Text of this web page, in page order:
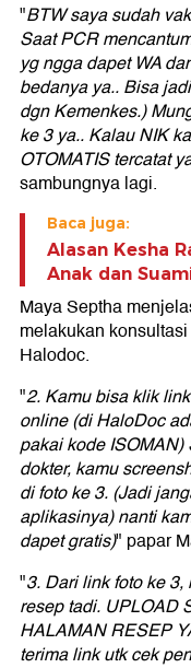
"BTW saya sudah
Saat PCR
yg ngga dapet WA
bedanya ya.. Bisa
dgn Kemenkes.)
ke 3 ya.. Kalau NIK
OTOMATIS tercatat
sambungnya lagi.
Baca juga:
Alasan Kesha
Anak dan
Maya Septha
melakukan
Halodoc.
"2. Kamu bisa klik
online (di HaloDoc
pakai kode
dokter, kamu
di foto ke 3. (Jadi
aplikasinya) nanti
dapet gratis)" papar
"3. Dari link foto ke
resep tadi. UPLOAD
HALAMAN RESEP
terima link utk cek